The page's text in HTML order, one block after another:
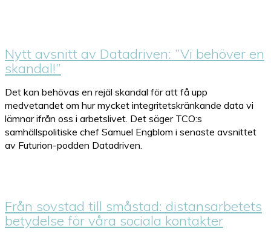
Nytt avsnitt av Datadriven: ”Vi behöver en
skandal!”
Det kan behövas en rejäl skandal för att få upp
medvetandet om hur mycket integritetskränkande data vi
lämnar ifrån oss i arbetslivet. Det säger TCO:s
samhällspolitiske chef Samuel Engblom i senaste avsnittet
av Futurion-podden Datadriven.
Från sovstad till småstad: distansarbetets
betydelse för våra sociala kontakter